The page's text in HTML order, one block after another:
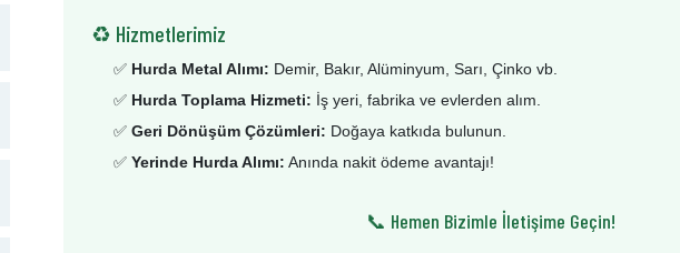
♻️ Hizmetlerimiz
✅ Hurda Metal Alımı: Demir, Bakır, Alüminyum, Sarı, Çinko vb.
✅ Hurda Toplama Hizmeti: İş yeri, fabrika ve evlerden alım.
✅ Geri Dönüşüm Çözümleri: Doğaya katkıda bulunun.
✅ Yerinde Hurda Alımı: Anında nakit ödeme avantajı!
📞 Hemen Bizimle İletişime Geçin!